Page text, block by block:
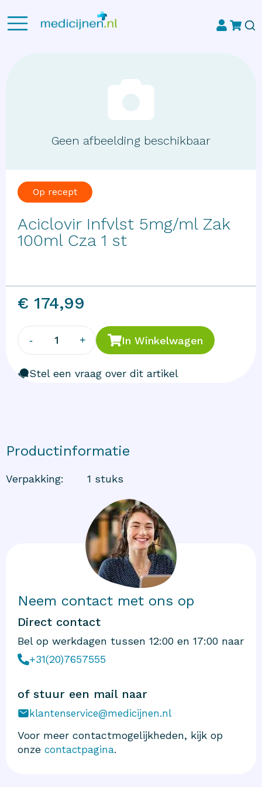
Geen afbeelding beschikbaar
Op recept
Aciclovir Infvlst 5mg/ml Zak
100ml Cza 1 st
€ 174,99
- 1 + In Winkelwagen
Stel een vraag over dit artikel
Productinformatie
Verpakking: 1 stuks
Neem contact met ons op
Direct contact
Bel op werkdagen tussen 12:00 en 17:00 naar
+31(20)7657555
of stuur een mail naar
klantenservice@medicijnen.nl
Voor meer contactmogelijkheden, kijk op
onze contactpagina.